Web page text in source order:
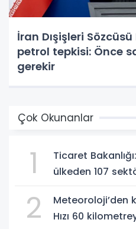
İran Dışişleri
petrol tepkisi: Önce
gerekir
Çok Okunanlar
1
Ticaret
ülkeden 107
2
Meteoroloji’den
Hızı 60